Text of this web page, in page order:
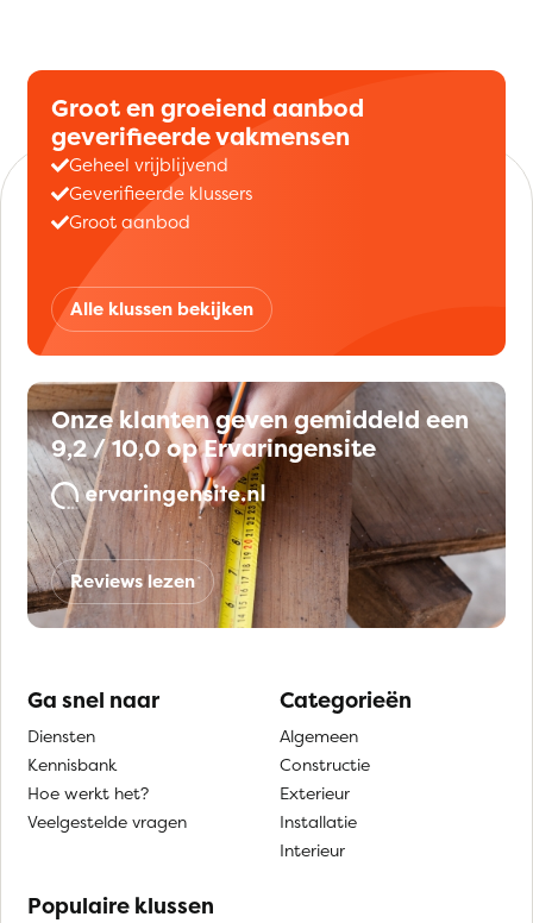
Groot en groeiend aanbod
geverifieerde vakmensen
Geheel vrijblijvend
Geverifieerde klussers
Groot aanbod
Alle klussen bekijken
Onze klanten geven gemiddeld een
9,2 / 10,0 op Ervaringensite
Reviews lezen
Ga snel naar
Diensten
Kennisbank
Hoe werkt het?
Veelgestelde vragen
Categorieën
Algemeen
Constructie
Exterieur
Installatie
Interieur
Populaire klussen